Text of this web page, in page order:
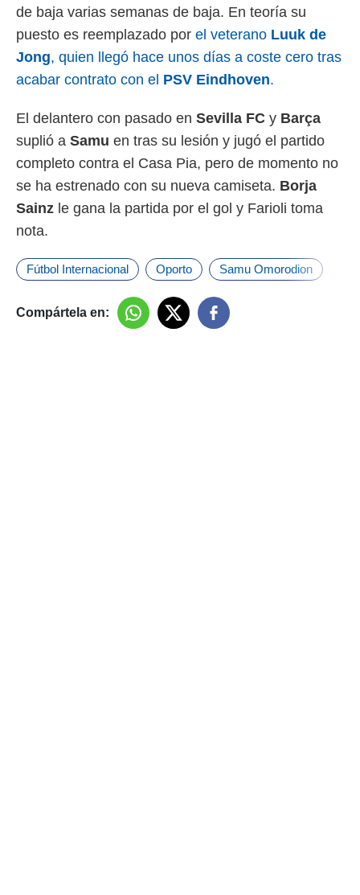
de baja varias semanas de baja. En teoría su
puesto es reemplazado por el veterano Luuk de
Jong, quien llegó hace unos días a coste cero tras
acabar contrato con el PSV Eindhoven.
El delantero con pasado en Sevilla FC y Barça
suplió a Samu en tras su lesión y jugó el partido
completo contra el Casa Pia, pero de momento no
se ha estrenado con su nueva camiseta. Borja
Sainz le gana la partida por el gol y Farioli toma
nota.
Fútbol Internacional Oporto Samu Omorodion
Compártela en: